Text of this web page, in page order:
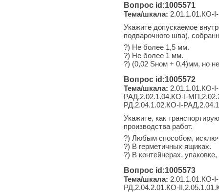
Вопрос id:1005571
Тема/шкала: 2.01.1.01.КО-
Укажите допускаемое
подварочного шва),
?) Не более 1,5 мм.
?) Не более 1 мм.
?) (0,02 Sном + 0,4)мм, но
Вопрос id:1005572
Тема/шкала: 2.01.1.01.КО-
РАД,2.02.1.04.КО-I-
РД,2.04.1.02.КО-I-
Укажите, как
производства работ.
?) Любым способом,
?) В герметичных ящиках.
?) В контейнерах,
Вопрос id:1005573
Тема/шкала: 2.01.1.01.КО-
РД,2.04.2.01.КО-